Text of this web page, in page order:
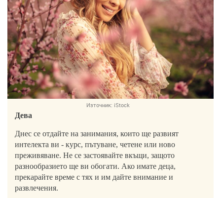
Източник: iStock
Дева
Днес се отдайте на занимания, които ще развият
интелекта ви - курс, пътуване, четене или ново
преживяване. Не се застоявайте вкъщи, защото
разнообразието ще ви обогати. Ако имате деца,
прекарайте време с тях и им дайте внимание и
развлечения.